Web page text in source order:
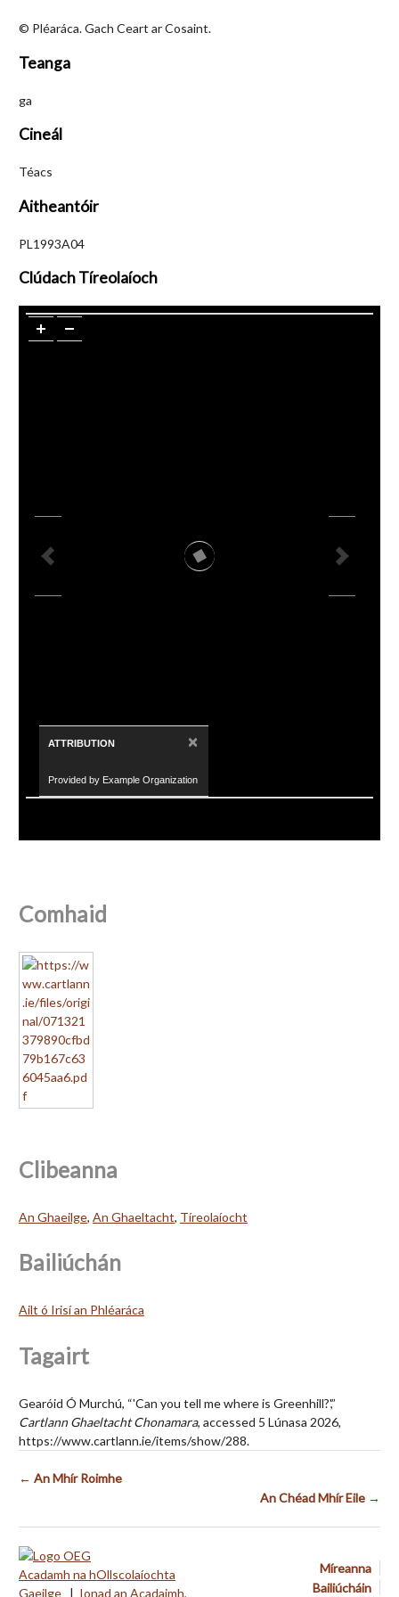
© Pléaráca. Gach Ceart ar Cosaint.
Teanga
ga
Cineál
Téacs
Aitheantóir
PL1993A04
Clúdach Tíreolaíoch
ATTRIBUTION ×
Provided by Example Organization
Comhaid
Clibeanna
An Ghaeilge, An Ghaeltacht, Tíreolaíocht
Bailiúchán
Ailt ó Irisí an Phléaráca
Tagairt
Gearóid Ó Murchú, “'Can you tell me where is Greenhill?',”
Cartlann Ghaeltacht Chonamara, accessed 5 Lúnasa 2026,
https://www.cartlann.ie/items/show/288.
← An Mhír Roimhe
An Chéad Mhír Eile →
Míreanna
Bailiúcháin
Acadamh na hOllscolaíochta
Gaeilge | Ionad an Acadaimh,